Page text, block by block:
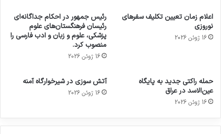
اعلام زمان تعیین تکلیف سفرهای
نوروزی
16 ژوئن 2026
رئیس جمهور در احکام جداگانه‌ای
رئیسان فرهنگستان‌های علوم
پزشکی، علوم و زبان و ادب فارسی را
منصوب کرد.
16 ژوئن 2026
حمله راکتی جدید به پایگاه
عین‌الاسد در عراق
16 ژوئن 2026
آتش سوزی در شیرخوارگاه آمنه
16 ژوئن 2026